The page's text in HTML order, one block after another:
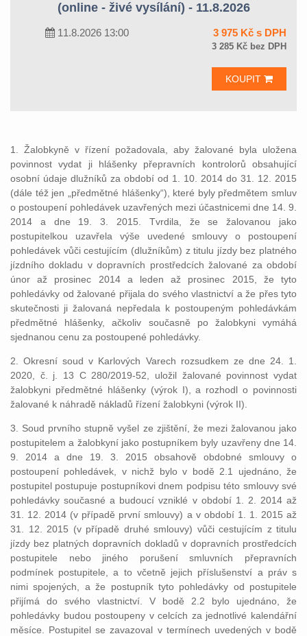
(online - živé vysílání) - 11.8.2026
11.8.2026 13:00 3 975 Kč s DPH
3 285 Kč bez DPH
KOUPIT
1. Žalobkyně v řízení požadovala, aby žalované byla uložena
povinnost vydat ji hlášenky přepravních kontrolorů obsahující
osobní údaje dlužníků za období od 1. 10. 2014 do 31. 12. 2015
(dále též jen „předmětné hlášenky“), které byly předmětem smluv
o postoupení pohledávek uzavřených mezi účastnicemi dne 14. 9.
2014 a dne 19. 3. 2015. Tvrdila, že se žalovanou jako
postupitelkou uzavřela výše uvedené smlouvy o postoupení
pohledávek vůči cestujícím (dlužníkům) z titulu jízdy bez platného
jízdního dokladu v dopravních prostředcích žalované za období
únor až prosinec 2014 a leden až prosinec 2015, že tyto
pohledávky od žalované přijala do svého vlastnictví a že přes tyto
skutečnosti ji žalovaná nepředala k postoupeným pohledávkám
předmětné hlášenky, ačkoliv současně po žalobkyni vymáhá
sjednanou cenu za postoupené pohledávky.
2. Okresní soud v Karlových Varech rozsudkem ze dne 24. 1.
2020, č. j. 13 C 280/2019-52, uložil žalované povinnost vydat
žalobkyni předmětné hlášenky (výrok I), a rozhodl o povinnosti
žalované k náhradě nákladů řízení žalobkyni (výrok II).
3. Soud prvního stupně vyšel ze zjištění, že mezi žalovanou jako
postupitelem a žalobkyní jako postupníkem byly uzavřeny dne 14.
9. 2014 a dne 19. 3. 2015 obsahově obdobné smlouvy o
postoupení pohledávek, v nichž bylo v bodě 2.1 ujednáno, že
postupitel postupuje postupníkovi dnem podpisu této smlouvy své
pohledávky současné a budoucí vzniklé v období 1. 2. 2014 až
31. 12. 2014 (v případě první smlouvy) a v období 1. 1. 2015 až
31. 12. 2015 (v případě druhé smlouvy) vůči cestujícím z titulu
jízdy bez platných dopravních dokladů v dopravních prostředcích
postupitele nebo jiného porušení smluvních přepravních
podmínek postupitele, a to včetně jejich příslušenství a práv s
nimi spojených, a že postupník tyto pohledávky od postupitele
přijímá do svého vlastnictví. V bodě 2.2 bylo ujednáno, že
pohledávky budou postoupeny v celcích za jednotlivé kalendářní
měsíce. Postupitel se zavazoval v termínech uvedených v bodě